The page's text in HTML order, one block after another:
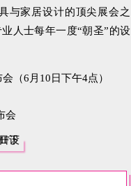
与家居设计的顶尖展会之
人士每年一度“朝圣”的设
会